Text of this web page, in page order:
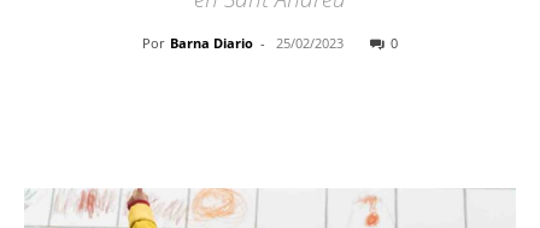
Por Barna Diario - 25/02/2023 0